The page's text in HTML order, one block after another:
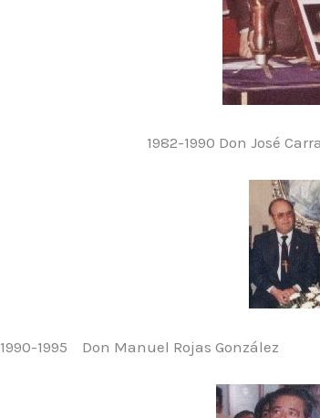
1982-1990 Don José
1990-1995 Don Manuel Rojas González